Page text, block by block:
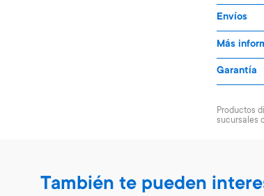
Envíos
Más
Garantía
Productos
sucursales
También te pueden